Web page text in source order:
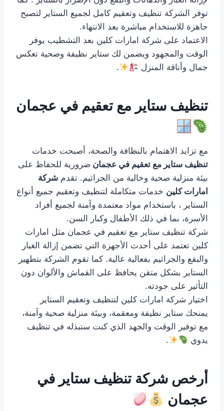
توفر الشركة تنظيف وتعقيم كامل لجميع الستاير لتصبح
جاهزة للاستخدام مباشرة بعد الانتهاء.
الاعتماد على شركة امارات كلين بعد التشطيب يوفر
الوقت والمجهود ويضمن لك ستاير نظيفة وصحية تعكس
جمال وأناقة المنزل
.
تنظيف ستاير مع تعقيم في عجمان
مع تزايد الاهتمام بالنظافة والصحة، أصبحت خدمات
تنظيف ستاير مع تعقيم في عجمان ضرورية للحفاظ على
بيئة منزلية صحية وخالية من الجراثيم. تقدم شركة
امارات كلين خدمات متكاملة لتنظيف وتعقيم جميع أنواع
الستاير ، باستخدام مواد معتمدة وآمنة لجميع أفراد
الأسرة، بما في ذلك الأطفال وكبار السن.
شركة تنظيف ستاير مع تعقيم في عجمان مثل امارات
كلين تعتمد على أحدث الأجهزة التي تضمن إزالة الغبار
والبقع والجراثيم بفعالية عالية. كما تقوم الشركة بتطهير
الستاير بشكل متقن يحافظ على القماش والألوان دون
التأثير على جودته.
اختيار شركة امارات كلين لتنظيف وتعقيم الستاير
يمنحك ستاير نظيفة ومعقمة، وبيئة منزلية صحية وآمنة،
مع توفير الوقت والجهد الذي كنت ستبذله في تنظيف
يدوي
.
أرخص شركة تنظيف ستاير في
عجمان